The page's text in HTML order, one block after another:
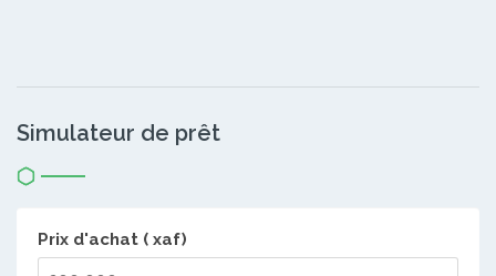
Simulateur de prêt
Prix d'achat ( xaf)